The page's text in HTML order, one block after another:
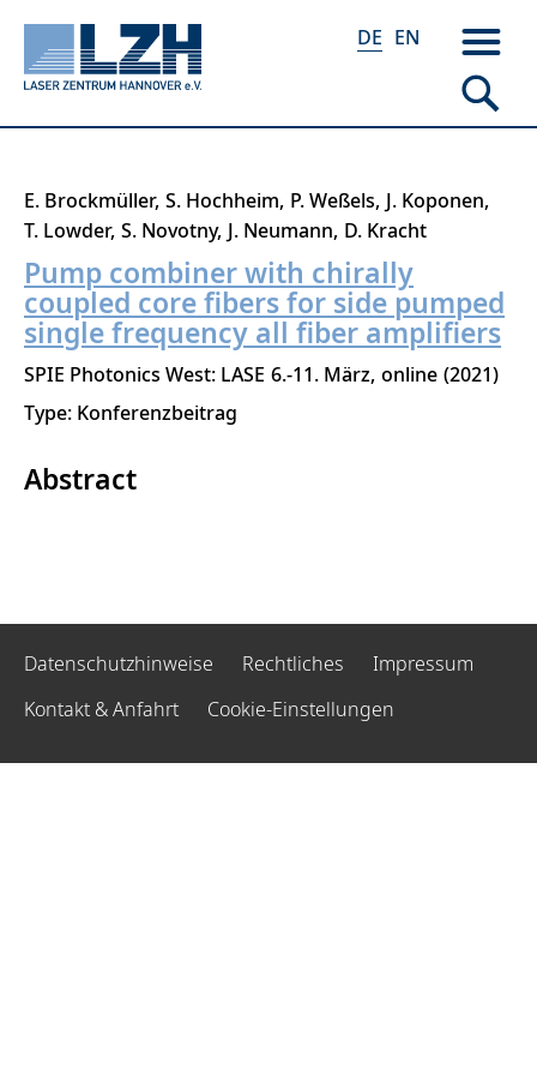
Direkt
zum
Inhalt
DE EN
E. Brockmüller S. Hochheim P. Weßels J. Koponen
T. Lowder S. Novotny J. Neumann D. Kracht
Pump combiner with chirally
coupled core fibers for side pumped
single frequency all fiber amplifiers
SPIE Photonics West: LASE 6.-11. März online 2021
Type: Konferenzbeitrag
Abstract
Datenschutzhinweise Rechtliches
Impressum
Kontakt & Anfahrt
Cookie-Einstellungen